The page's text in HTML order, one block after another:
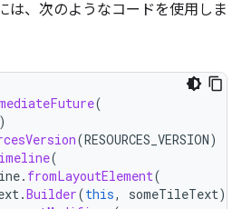
は、次のようなコードを使用しま
(
(RESOURCES_VERSION)
(
. fromLayoutElement(
.Builder(this, someTileText)